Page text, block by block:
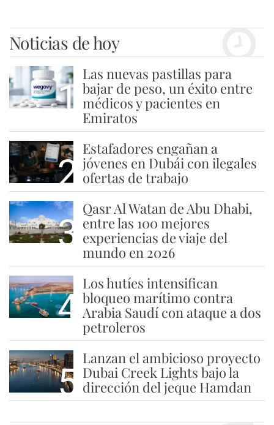
Noticias de hoy
1
Las nuevas pastillas para
bajar de peso, un éxito entre
médicos y pacientes en
Emiratos
2
Estafadores engañan a
jóvenes en Dubái con ilegales
ofertas de trabajo
3
Qasr Al Watan de Abu Dhabi,
entre las 100 mejores
experiencias de viaje del
mundo en 2026
4
Los hutíes intensifican
bloqueo marítimo contra
Arabia Saudí con ataque a dos
petroleros
5
Lanzan el ambicioso proyecto
Dubai Creek Lights bajo la
dirección del jeque Hamdan